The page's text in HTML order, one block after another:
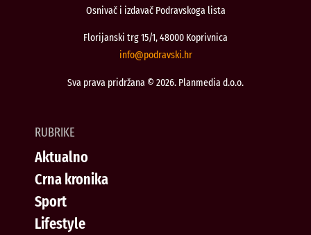
Osnivač i izdavač Podravskoga lista
Florijanski trg 15/1, 48000 Koprivnica
rh.iksvardop
@ofni
Sva prava pridržana © 2026. Planmedia d.o.o.
RUBRIKE
Aktualno
Crna kronika
Sport
Lifestyle